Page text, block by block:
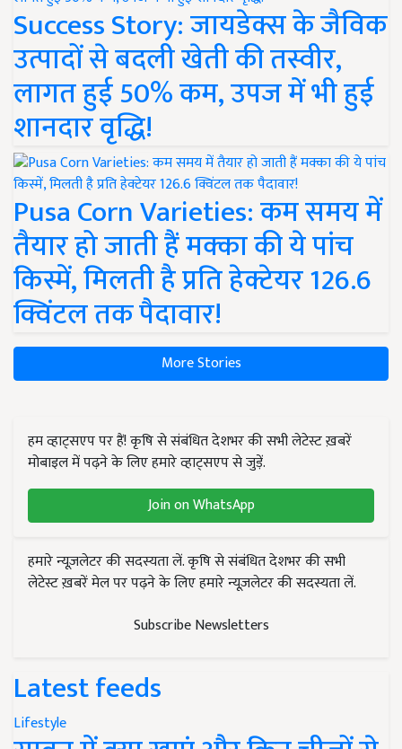
Success Story: जायडेक्स के जैविक
उत्पादों से बदली खेती की तस्वीर,
लागत हुई 50% कम, उपज में भी हुई
शानदार वृद्धि!
Pusa Corn Varieties: कम समय में
तैयार हो जाती हैं मक्का की ये पांच
किस्में, मिलती है प्रति हेक्टेयर 126.6
क्विंटल तक पैदावार!
More Stories
हम व्हाट्सएप पर हैं! कृषि से संबंधित देशभर की सभी लेटेस्ट ख़बरें
मोबाइल में पढ़ने के लिए हमारे व्हाट्सएप से जुड़ें.
Join on WhatsApp
हमारे न्यूज़लेटर की सदस्यता लें. कृषि से संबंधित देशभर की सभी
लेटेस्ट ख़बरें मेल पर पढ़ने के लिए हमारे न्यूज़लेटर की सदस्यता लें.
Subscribe Newsletters
Latest feeds
Lifestyle